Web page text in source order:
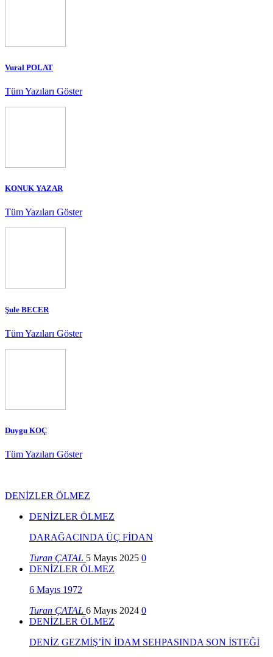
Vural POLAT
Tüm Yazıları Göster
KONUK YAZAR
Tüm Yazıları Göster
Şule BECER
Tüm Yazıları Göster
Duygu KOÇ
Tüm Yazıları Göster
DENİZLER ÖLMEZ
DENİZLER ÖLMEZ
DARAĞACINDA ÜÇ FİDAN
Turan ÇATAL 5 Mayıs 2025 0
DENİZLER ÖLMEZ
6 Mayıs 1972
Turan ÇATAL 6 Mayıs 2024 0
DENİZLER ÖLMEZ
DENİZ GEZMİŞ’İN İDAM SEHPASINDA SON İSTEĞİ